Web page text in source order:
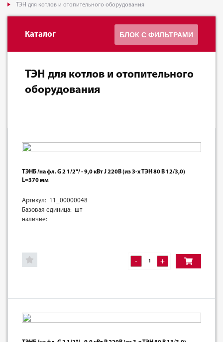
ТЭН для котлов и отопительного оборудования
Каталог БЛОК С ФИЛЬТРАМИ
ТЭН для котлов и отопительного
оборудования
ТЭНБ /на фл. G 2 1/2"/ - 9,0 кВт J 220В (из 3-х ТЭН 80 В 12/3,0)
L=370 мм
Артикул: 11_00000048
Базовая единица: шт
наличие:
- +